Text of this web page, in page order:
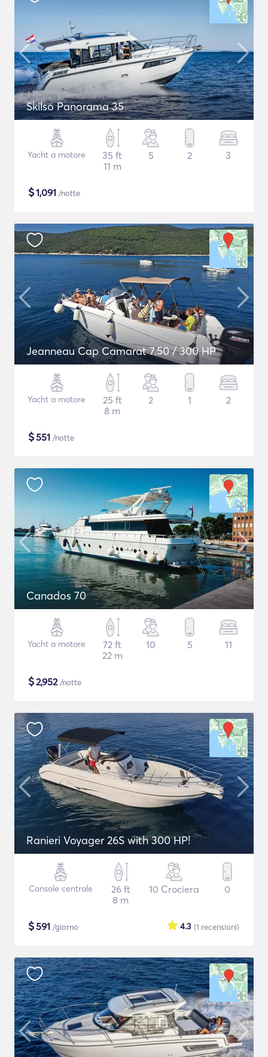
Skilso Panorama 35
Yacht a motore
35 ft
11 m
5 2 3
$1,091 /notte
Jeanneau Cap Camarat 7.50 / 300 HP
Yacht a motore
25 ft
8 m
2 1 2
$551 /notte
Canados 70
Yacht a motore
72 ft
22 m
10 5 11
$2,952/notte
Ranieri Voyager 26S with 300 HP!
Console centrale
26 ft
8 m
10 Crociera 0
$591 /giorno (1 recensioni)
4.3